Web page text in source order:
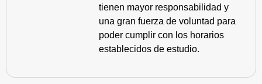
tienen mayor responsabilidad y
una gran fuerza de voluntad para
poder cumplir con los horarios
establecidos de estudio.